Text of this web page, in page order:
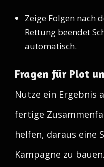
Zeige Folgen nach
Rettung beendet
automatisch.
Fragen für Plot
Nutze ein Ergebnis
fertige
helfen, daraus eine
Kampagne zu bauen.